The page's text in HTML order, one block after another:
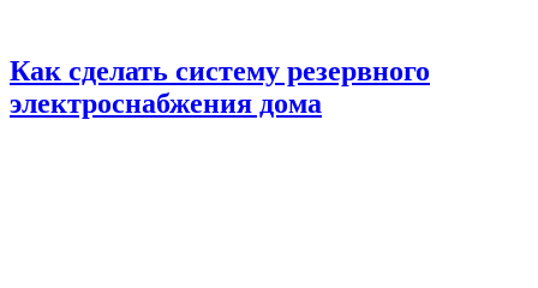
Как сделать систему резервного
электроснабжения дома